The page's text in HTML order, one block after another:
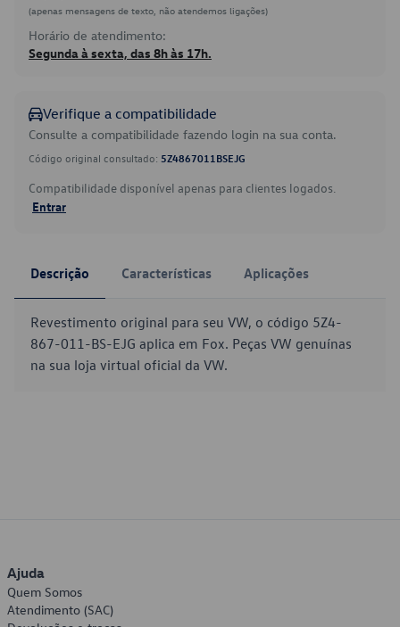
(apenas mensagens de texto, não atendemos ligações)
Horário de atendimento:
Segunda à sexta, das 8h às 17h.
Verifique a compatibilidade
Consulte a compatibilidade fazendo login na sua conta.
Código original consultado: 5Z4867011BSEJG
Compatibilidade disponível apenas para clientes logados.
Entrar
Descrição Características Aplicações
Revestimento original para seu VW, o código 5Z4-
867-011-BS-EJG aplica em Fox. Peças VW genuínas
na sua loja virtual oficial da VW.
Ajuda
Quem Somos
Atendimento (SAC)